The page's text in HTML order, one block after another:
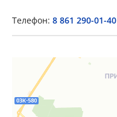
Телефон: 8 861 290-01-40